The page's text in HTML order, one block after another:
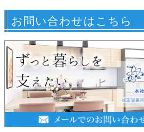
お問い合わせはこちら